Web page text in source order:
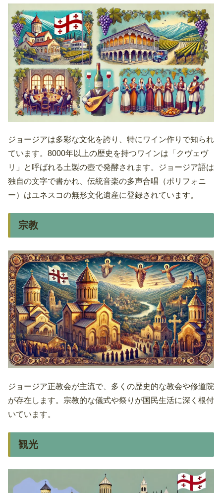
ジョージアは多彩な文化を誇り、特にワイン作りで知られ
ています。8000年以上の歴史を持つワインは「クヴェヴ
リ」と呼ばれる土製の壺で発酵されます。ジョージア語は
独自の文字で書かれ、伝統音楽の多声合唱（ポリフォニ
ー）はユネスコの無形文化遺産に登録されています。
宗教
ジョージア正教会が主流で、多くの歴史的な教会や修道院
が存在します。宗教的な儀式や祭りが国民生活に深く根付
いています。
観光